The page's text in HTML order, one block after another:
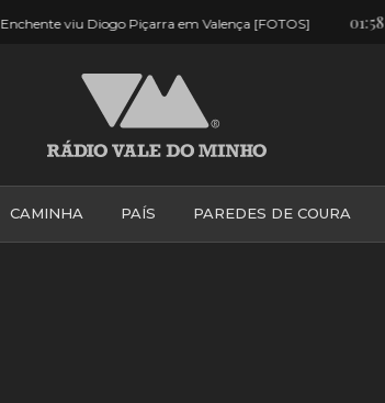
01:58 Valença: Despista-se e leva sinais de trânsito pela frente
CAMINHA PAÍS PAREDES DE COURA